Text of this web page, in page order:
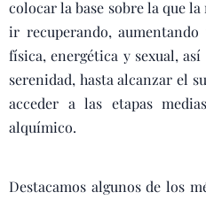
colocar la base sobre la que
ir recuperando,
física, energética y sexual,
serenidad, hasta alcanzar el
acceder a las etapas
alquímico.
Destacamos algunos de los